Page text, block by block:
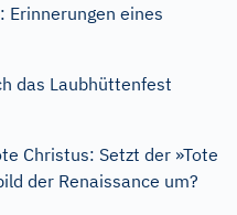
Erinnerungen eines
das Laubhüttenfest
Christus: Setzt der »Tote
der Renaissance um?